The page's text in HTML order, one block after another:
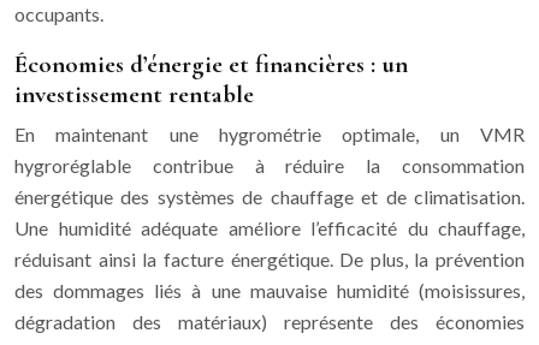
occupants.
Économies d’énergie et financières : un
investissement rentable
En maintenant une hygrométrie optimale, un VMR
hygroréglable contribue à réduire la consommation
énergétique des systèmes de chauffage et de climatisation.
Une humidité adéquate améliore l’efficacité du chauffage,
réduisant ainsi la facture énergétique. De plus, la prévention
des dommages liés à une mauvaise humidité (moisissures,
dégradation des matériaux) représente des économies